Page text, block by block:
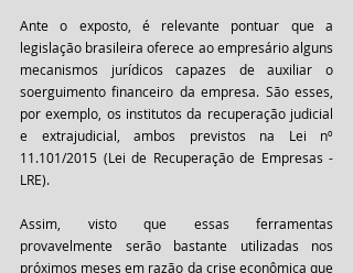
Ante o exposto, é relevante pontuar que a
legislação brasileira oferece ao empresário alguns
mecanismos jurídicos capazes de auxiliar o
soerguimento financeiro da empresa. São esses,
por exemplo, os institutos da recuperação judicial
e extrajudicial, ambos previstos na Lei nº
11.101/2015 (Lei de Recuperação de Empresas -
LRE).
Assim, visto que essas ferramentas
provavelmente serão bastante utilizadas nos
próximos meses em razão da crise econômica que